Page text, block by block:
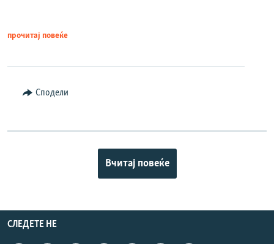
прочитај повеќе
Сподели
Вчитај повеќе
СЛЕДЕТЕ НЕ